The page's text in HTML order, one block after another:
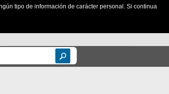
tipo de información de carácter personal. Si continua